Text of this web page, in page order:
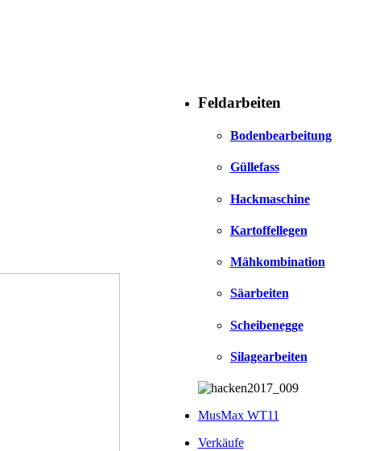
Feldarbeiten
Bodenbearbeitung
Güllefass
Hackmaschine
Kartoffellegen
Mähkombination
Säarbeiten
Scheibenegge
Silagearbeiten
MusMax WT11
Verkäufe